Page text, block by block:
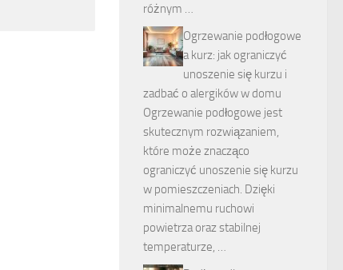
różnym …
Ogrzewanie podłogowe
a kurz: jak ograniczyć
unoszenie się kurzu i
zadbać o alergików w domu
Ogrzewanie podłogowe jest
skutecznym rozwiązaniem,
które może znacząco
ograniczyć unoszenie się kurzu
w pomieszczeniach. Dzięki
minimalnemu ruchowi
powietrza oraz stabilnej
temperaturze, …